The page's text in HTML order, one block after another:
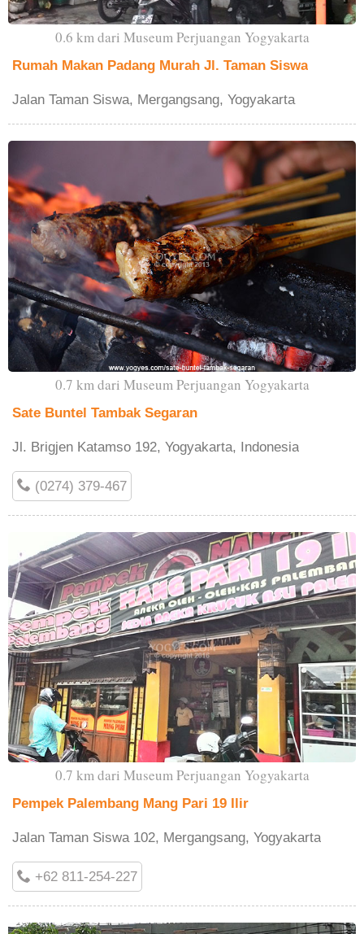
0.6 km dari Museum Perjuangan Yogyakarta
Rumah Makan Padang Murah Jl. Taman Siswa
Jalan Taman Siswa, Mergangsang, Yogyakarta
0.7 km dari Museum Perjuangan Yogyakarta
Sate Buntel Tambak Segaran
Jl. Brigjen Katamso 192, Yogyakarta, Indonesia
(0274) 379-467
0.7 km dari Museum Perjuangan Yogyakarta
Pempek Palembang Mang Pari 19 Ilir
Jalan Taman Siswa 102, Mergangsang, Yogyakarta
+62 811-254-227